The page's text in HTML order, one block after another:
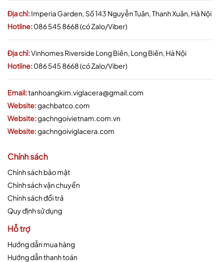
Địa chỉ:Imperia Garden, Số 143 Nguyễn Tuân, Thanh Xuân, Hà Nội
Hotline:086 545 8668 (có Zalo/Viber)
Địa chỉ:Vinhomes Riverside Long Biên, Long Biên, Hà Nội
Hotline:086 545 8668 (có Zalo/Viber)
Email:tanhoangkim.viglacera@gmail.com
Website:gachbatco.com
Website:gachngoivietnam.com.vn
Website:gachngoiviglacera.com
Chính sách
Chính sách bảo mật
Chính sách vận chuyển
Chính sách đổi trả
Quy định sử dụng
Hỗ trợ
Hướng dẫn mua hàng
Hướng dẫn thanh toán